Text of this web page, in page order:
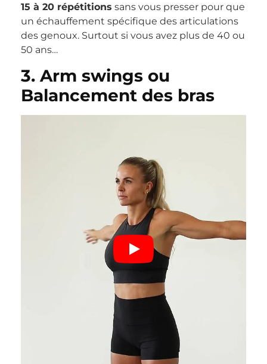
15 à 20 répétitions sans vous presser pour que
un échauffement spécifique des articulations
des genoux. Surtout si vous avez plus de 40 ou
50 ans…
3. Arm swings ou
Balancement des bras